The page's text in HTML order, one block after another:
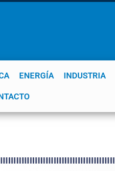
ENERGÍA INDUSTRIA
Quequén